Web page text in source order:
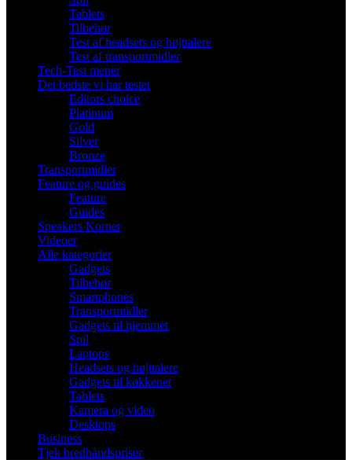
Tablets
Tilbehør
Test af headsets og højttalere
Test af transportmidler
Tech-Test mener
Det bedste vi har testet
Editors choice
Platinum
Gold
Silver
Bronze
Transportmidler
Feature og guides
Feature
Guides
Speakers Korner
Videoer
Alle kategorier
Gadgets
Tilbehør
Smartphones
Transportmidler
Gadgets til hjemmet
Spil
Laptops
Headsets og højttalere
Gadgets til køkkenet
Tablets
Kamera og video
Desktops
Business
Tjek bredbåndspriser